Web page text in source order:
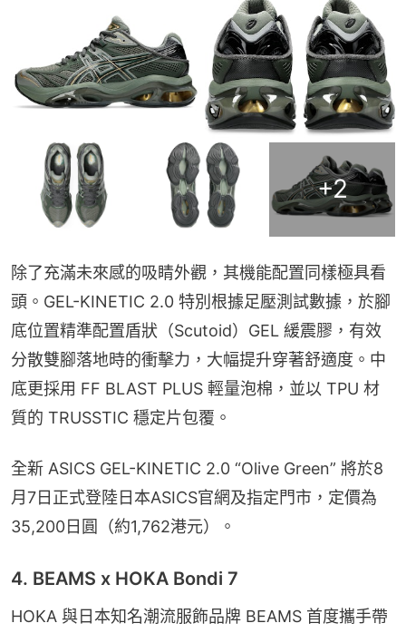
+2
除了充滿未來感的吸睛外觀，其機能配置同樣極具看
頭。GEL-KINETIC 2.0 特別根據足壓測試數據，於腳
底位置精準配置盾狀（Scutoid）GEL 緩震膠，有效
分散雙腳落地時的衝擊力，大幅提升穿著舒適度。中
底更採用 FF BLAST PLUS 輕量泡棉，並以 TPU 材
質的 TRUSSTIC 穩定片包覆。
全新 ASICS GEL-KINETIC 2.0 “Olive Green” 將於8
月7日正式登陸日本ASICS官網及指定門市，定價為
35,200日圓（約1,762港元）。
4. BEAMS x HOKA Bondi 7
HOKA 與日本知名潮流服飾品牌 BEAMS 首度攜手帶